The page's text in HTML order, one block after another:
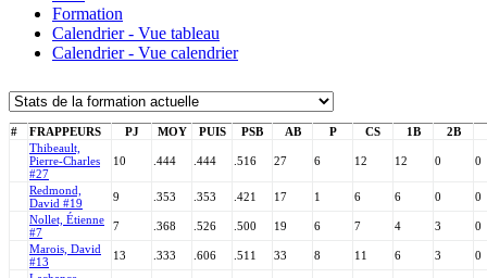
Formation
Calendrier - Vue tableau
Calendrier - Vue calendrier
# FRAPPEURS PJ MOY PUIS PSB AB P CS 1B 2B
Thibeault,
Pierre-Charles
#27
10 .444 .444 .516 27 6 12 12 0 0
Redmond,
David #19
9 .353 .353 .421 17 1 6 6 0
0
Nollet, Étienne
#7
7 .368 .526 .500 19 6 7 4 3
0
Marois, David
#13
13 .333 .606 .511 33 8 11 6 3
0